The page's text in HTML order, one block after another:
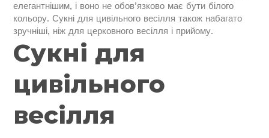
елегантнішим, і воно не обов’язково має бути білого
кольору. Сукні для цивільного весілля також набагато
зручніші, ніж для церковного весілля і прийому.
Сукні для
цивільного
весілля